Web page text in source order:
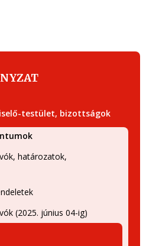
testület, bizottságok
határozatok,
(2025. június 04-ig)